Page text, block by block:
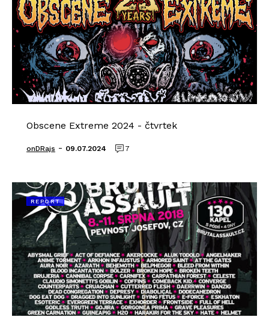
Obscene Extreme 2024 - čtvrtek
onDRajs - 09.07.2024 7
REPORT